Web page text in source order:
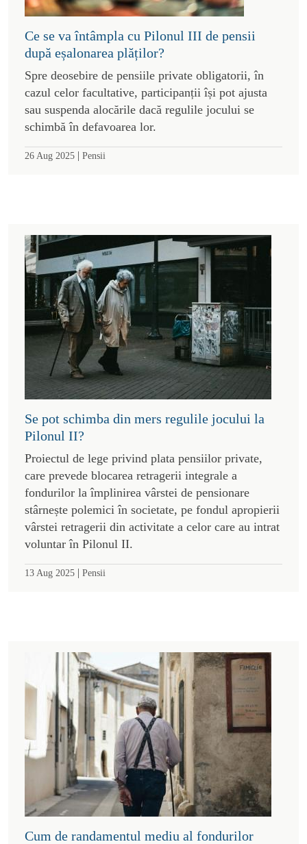
Ce se va întâmpla cu Pilonul III de pensii
după eșalonarea plăților?
Spre deosebire de pensiile private obligatorii, în
cazul celor facultative, participanții își pot ajusta
sau suspenda alocările dacă regulile jocului se
schimbă în defavoarea lor.
26 Aug 2025 | Pensii
Se pot schimba din mers regulile jocului la
Pilonul II?
Proiectul de lege privind plata pensiilor private,
care prevede blocarea retragerii integrale a
fondurilor la împlinirea vârstei de pensionare
stârnește polemici în societate, pe fondul apropierii
vârstei retragerii din activitate a celor care au intrat
voluntar în Pilonul II.
13 Aug 2025 | Pensii
Cum de randamentul mediu al fondurilor